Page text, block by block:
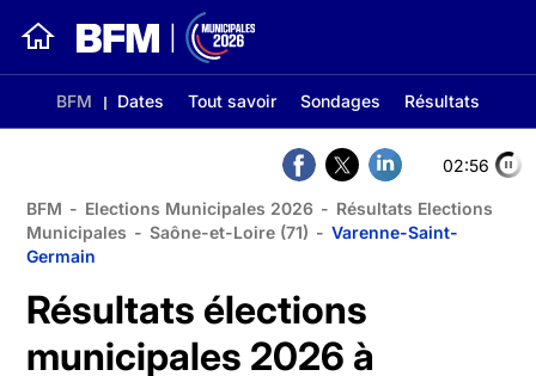
BFM Dates Tout savoir Sondages Résultats
02:56
BFM - Elections Municipales 2026 - Résultats Elections
Municipales - Saône-et-Loire (71) - Varenne-Saint-
Germain
Résultats élections
municipales 2026 à